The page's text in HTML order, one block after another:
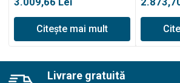
Citește mai mult
Livrare gratuită